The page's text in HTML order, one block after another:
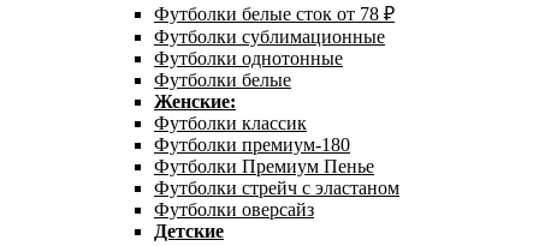
Футболки белые сток от 78 ₽
Футболки сублимационные
Футболки однотонные
Футболки белые
Женские:
Футболки классик
Футболки премиум-180
Футболки Премиум Пенье
Футболки стрейч с эластаном
Футболки оверсайз
Детские